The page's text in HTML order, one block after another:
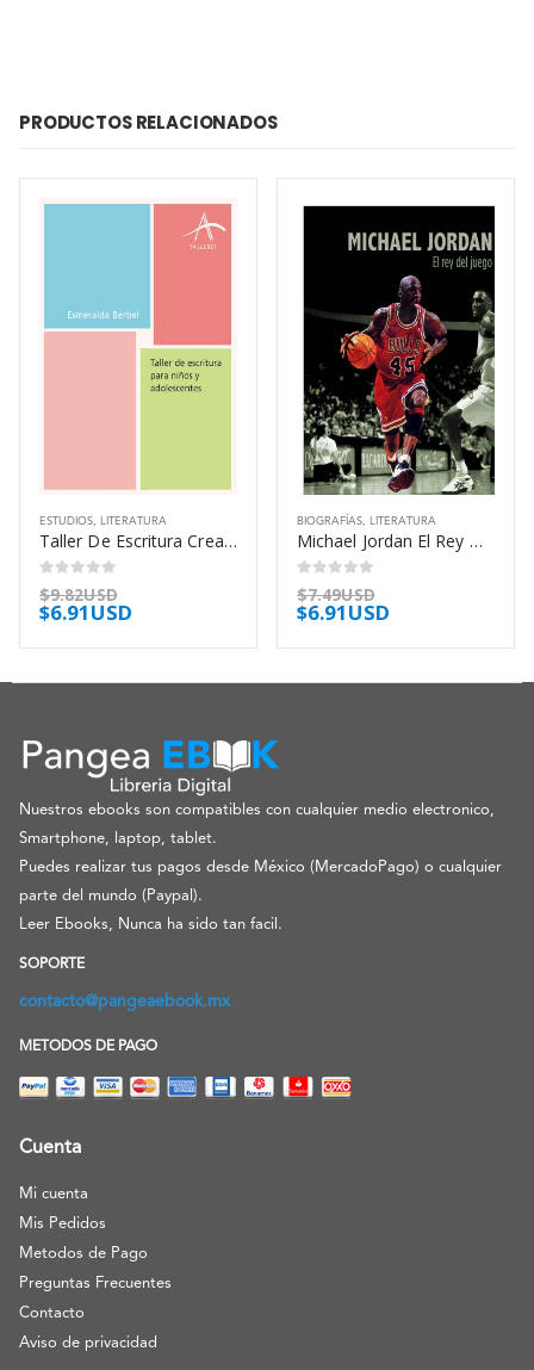
PRODUCTOS RELACIONADOS
ESTUDIOS, LITERATURA
Taller De Escritura Creativa Para Niños Y – Berbel Esmeralda
0out of 5
$9.82USD
$6.91USD
BIOGRAFÍAS, LITERATURA
Michael Jordan El Rey Del Juego – Tobias Maximo Jose
0out of 5
$7.49USD
$6.91USD
Nuestros ebooks son compatibles con cualquier medio electronico,
Smartphone, laptop, tablet.
Puedes realizar tus pagos desde México (MercadoPago) o cualquier
parte del mundo (Paypal).
Leer Ebooks, Nunca ha sido tan facil.
SOPORTE
contacto@pangeaebook.mx
METODOS DE PAGO
Cuenta
Mi cuenta
Mis Pedidos
Metodos de Pago
Preguntas Frecuentes
Contacto
Aviso de privacidad